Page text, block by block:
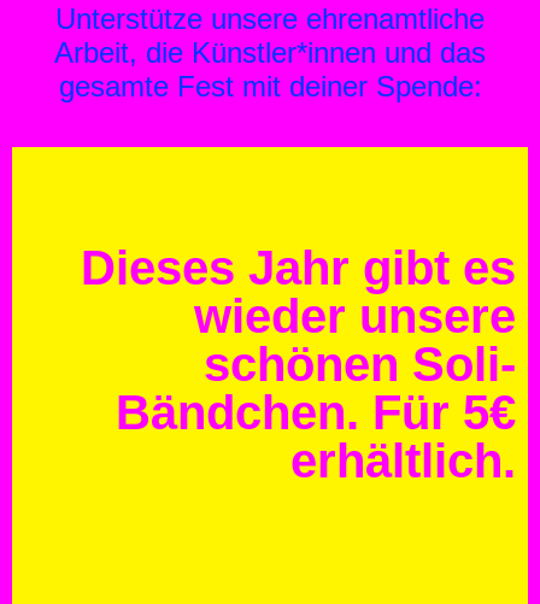
Unterstütze unsere ehrenamtliche
Arbeit, die Künstler*innen und das
gesamte Fest mit deiner Spende:
Dieses Jahr gibt es
wieder unsere
schönen Soli-
Bändchen. Für 5€
erhältlich.